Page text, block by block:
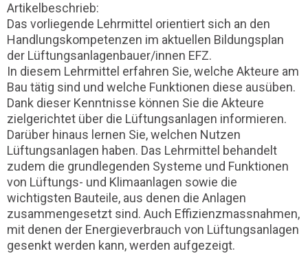
Artikelbeschrieb:
Das vorliegende Lehrmittel orientiert sich an den
Handlungskompetenzen im aktuellen Bildungsplan
der Lüftungsanlagenbauer/innen EFZ.
In diesem Lehrmittel erfahren Sie, welche Akteure am
Bau tätig sind und welche Funktionen diese ausüben.
Dank dieser Kenntnisse können Sie die Akteure
zielgerichtet über die Lüftungsanlagen informieren.
Darüber hinaus lernen Sie, welchen Nutzen
Lüftungsanlagen haben. Das Lehrmittel behandelt
zudem die grundlegenden Systeme und Funktionen
von Lüftungs- und Klimaanlagen sowie die
wichtigsten Bauteile, aus denen die Anlagen
zusammengesetzt sind. Auch Effizienzmassnahmen,
mit denen der Energieverbrauch von Lüftungsanlagen
gesenkt werden kann, werden aufgezeigt.